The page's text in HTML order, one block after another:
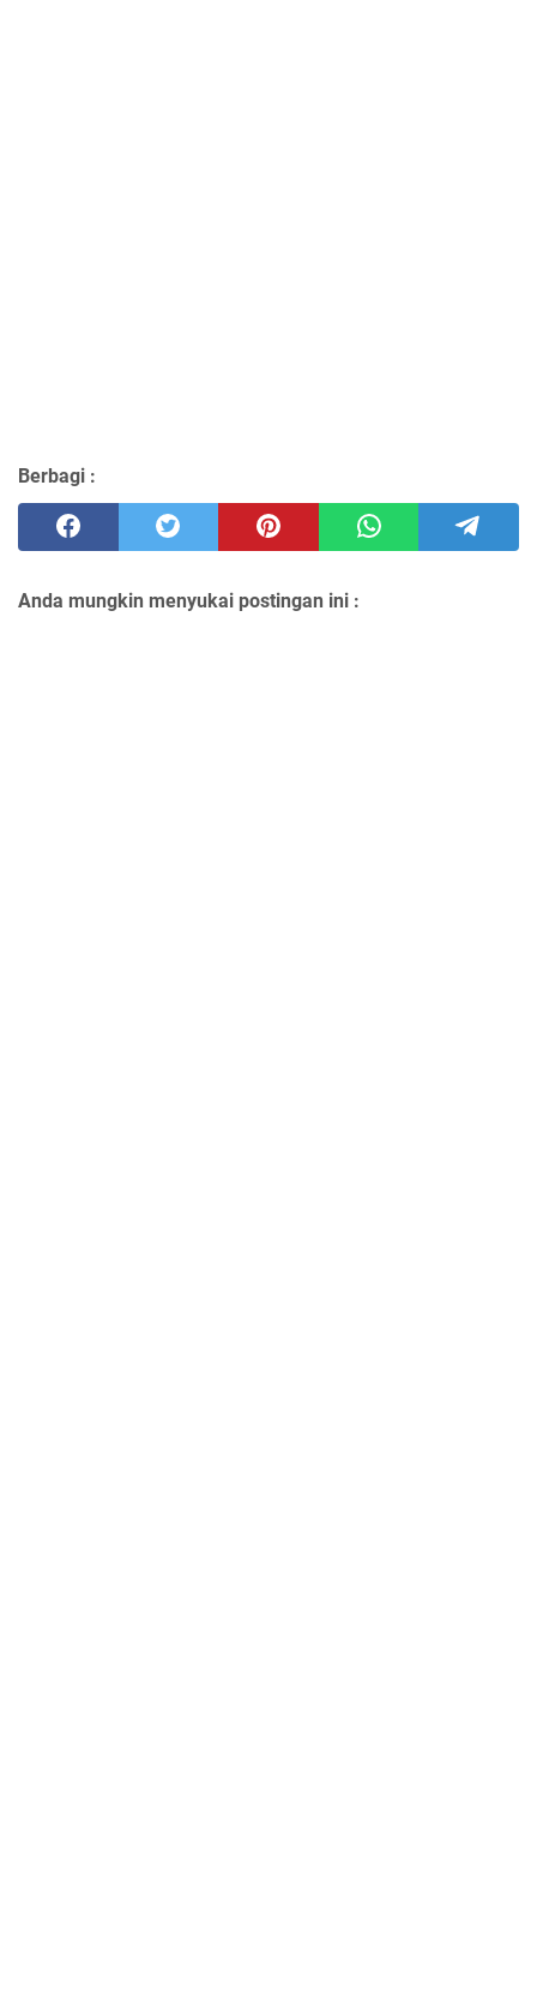
Berbagi :
Anda mungkin menyukai postingan ini :